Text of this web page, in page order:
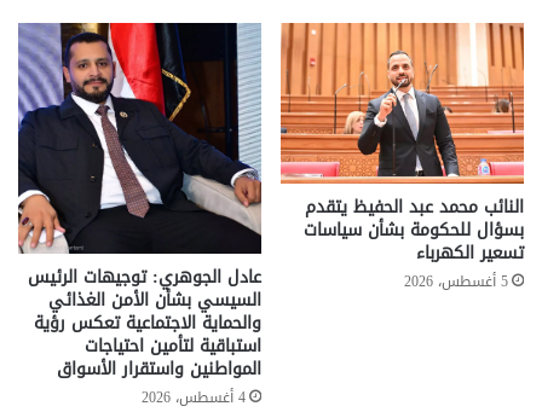
النائب محمد عبد الحفيظ يتقدم
بسؤال للحكومة بشأن سياسات
تسعير الكهرباء
5 أغسطس، 2026 عادل الجوهري: توجيهات الرئيس
السيسي بشأن الأمن الغذائي
والحماية الاجتماعية تعكس رؤية
استباقية لتأمين احتياجات
المواطنين واستقرار الأسواق
4 أغسطس، 2026